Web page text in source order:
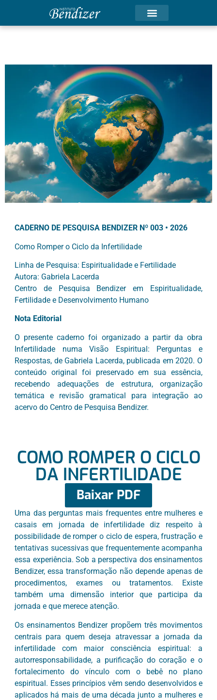
CADERNO DE PESQUISA BENDIZER Nº 003 • 2026
Como Romper o Ciclo da Infertilidade
Linha de Pesquisa: Espiritualidade e Fertilidade
Autora: Gabriela Lacerda
Centro de Pesquisa Bendizer em Espiritualidade,
Fertilidade e Desenvolvimento Humano
Nota Editorial
O presente caderno foi organizado a partir da obra
Infertilidade numa Visão Espiritual: Perguntas e
Respostas, de Gabriela Lacerda, publicada em 2020. O
conteúdo original foi preservado em sua essência,
recebendo adequações de estrutura, organização
temática e revisão gramatical para integração ao
acervo do Centro de Pesquisa Bendizer.
COMO ROMPER O CICLO
DA INFERTILIDADE
Baixar PDF
Uma das perguntas mais frequentes entre mulheres e
casais em jornada de infertilidade diz respeito à
possibilidade de romper o ciclo de espera, frustração e
tentativas sucessivas que frequentemente acompanha
essa experiência. Sob a perspectiva dos ensinamentos
Bendizer, essa transformação não depende apenas de
procedimentos, exames ou tratamentos. Existe
também uma dimensão interior que participa da
jornada e que merece atenção.
Os ensinamentos Bendizer propõem três movimentos
centrais para quem deseja atravessar a jornada da
infertilidade com maior consciência espiritual: a
autorresponsabilidade, a purificação do coração e o
fortalecimento do vínculo com o bebê no plano
espiritual. Esses princípios vêm sendo desenvolvidos e
aplicados há mais de uma década junto a mulheres e